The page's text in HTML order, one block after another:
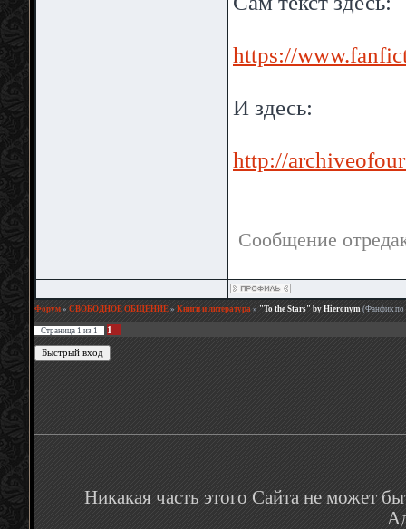
https://
И здесь:
http://
Сообщение
Форум » СВОБОДНОЕ ОБЩЕНИЕ » Книги и литература » "To the Stars" by Hieronym (Фанфик по
Страница 1 из 1 1
Никакая часть этого Сайта не может